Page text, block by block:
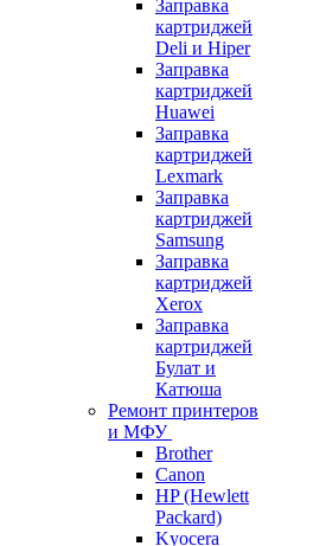
Заправка
картриджей
Deli и Hiper
Заправка
картриджей
Huawei
Заправка
картриджей
Lexmark
Заправка
картриджей
Samsung
Заправка
картриджей
Xerox
Заправка
картриджей
Булат и
Катюша
Ремонт принтеров
и МФУ
Brother
Canon
HP (Hewlett
Packard)
Kyocera